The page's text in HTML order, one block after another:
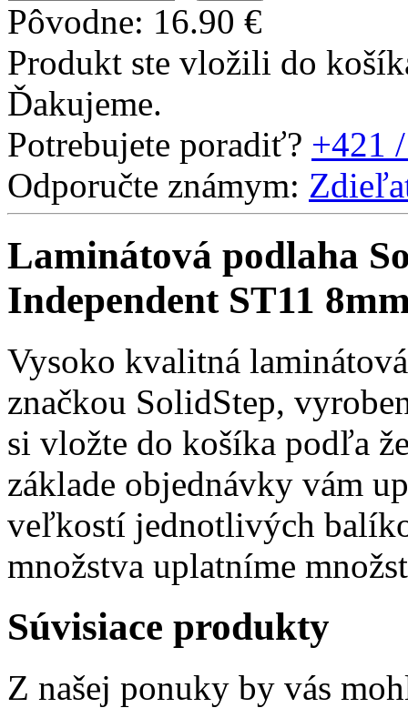
Pôvodne: 16.90 €
Produkt ste vložili do
Ďakujeme.
Potrebujete poradiť? +421
Odporučte známym:
Laminátová podlaha
Independent ST11
Vysoko kvalitná
značkou SolidStep,
si vložte do košíka podľa
základe objednávky vám
veľkostí jednotlivých
množstva uplatníme
Súvisiace produkty
Z našej ponuky by vás